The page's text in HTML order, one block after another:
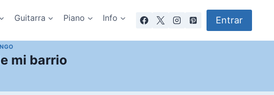
Guitarra Piano Info Entrar
mi barrio